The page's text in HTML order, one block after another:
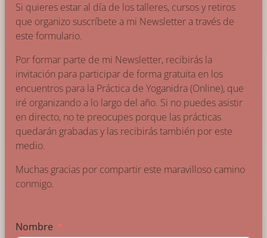
Si quieres estar al día de los talleres, cursos y retiros
que organizo suscríbete a mi Newsletter a través de
este formulario.
Por formar parte de mi Newsletter, recibirás la
invitación para participar de forma gratuita en los
encuentros para la Práctica de Yoganidra (Online), que
iré organizando a lo largo del año. Si no puedes asistir
en directo, no te preocupes porque las prácticas
quedarán grabadas y las recibirás también por este
medio.
Muchas gracias por compartir este maravilloso camino
conmigo.
Nombre